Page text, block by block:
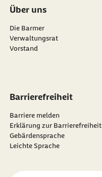
Über uns
Die Barmer
Verwaltungsrat
Vorstand
Barrierefreiheit
Barriere melden
Erklärung zur Barrierefreiheit
Gebärdensprache
Leichte Sprache